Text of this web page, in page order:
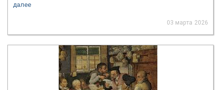
далее
03 марта 2026